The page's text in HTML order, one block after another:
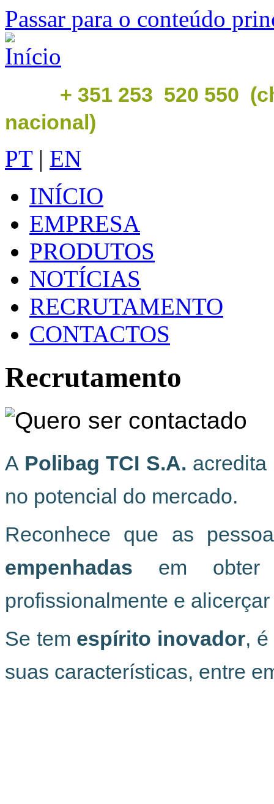
Passar para o conteúdo
+ 351 253 520 550
nacional)
PT| EN
INÍCIO
EMPRESA
PRODUTOS
NOTÍCIAS
RECRUTAMENTO
CONTACTOS
Recrutamento
A Polibag TCI S.A. acredita
no potencial do mercado.
Reconhece que as
empenhadas em obter
profissionalmente e
Se tem espírito inovador, é
suas características, entre